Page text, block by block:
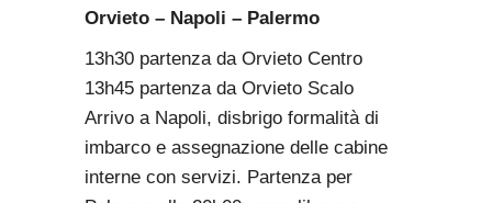
Orvieto – Napoli – Palermo
13h30 partenza da Orvieto Centro
13h45 partenza da Orvieto Scalo
Arrivo a Napoli, disbrigo formalità di
imbarco e assegnazione delle cabine
interne con servizi. Partenza per